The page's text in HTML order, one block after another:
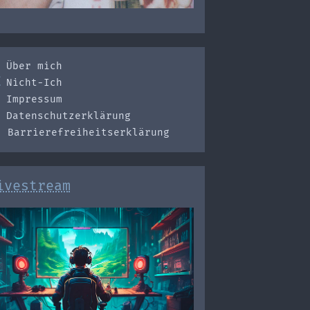
Über mich
Nicht-Ich
Impressum
Datenschutzerklärung
Barrierefreiheitserklärung